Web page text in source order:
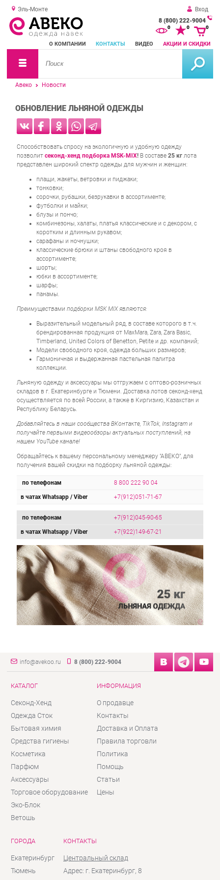
Эль-Монте
Вход
8 (800) 222-9004
О КОМПАНИИ КОНТАКТЫ ВИДЕО АКЦИИ И СКИДКИ
0 0 0
Авеко Новости
ОБНОВЛЕНИЕ ЛЬНЯНОЙ ОДЕЖДЫ
Способствовать спросу на экологичную и удобную одежду
позволит секонд-хенд подборка MSK-MIX! В составе 25 кг лота
представлен широкий спектр одежды для мужчин и женщин:
плащи, жакеты, ветровки и пиджаки;
тонковки;
сорочки, рубашки, безрукавки в ассортименте;
футболки и майки;
блузы и пончо;
комбинезоны, халаты, платья классические и с декором, с
коротким и длинным рукавом;
сарафаны и ночнушки;
классические брюки и штаны свободного кроя в
ассортименте;
шорты;
юбки в ассортименте;
шарфы;
панамы.
Преимуществами подборки MSK MIX являются:
Выразительный модельный ряд, в составе которого в т.ч.
брендированная продукция от MaxMara, Zara, Zara Basic,
Timberland, United Colors of Benetton, Petite и др. компаний;
Модели свободного кроя, одежда больших размеров;
Гармоничная и выдержанная пастельная палитра
коллекции.
Льняную одежду и аксессуары мы отгружаем с оптово-розничных
складов в г. Екатеринбурге и Тюмени. Доставка лотов секонд-хенд
осуществляется по всей России, а также в Киргизию, Казахстан и
Республику Беларусь.
Добавляйтесь в наши сообщества ВКонтакте, TikTok, Instagram и
получайте первыми видеообзоры актуальных поступлений, на
нашем YouTube канале!
Обращайтесь к вашему персональному менеджеру "АВЕКО", для
получения вашей скидки на подборку льняной одежды:
по телефонам 8 800 222 90 04
в чатах Whatsapp / Viber +7(912)051-71-67
по телефонам +7(912)045-90-65
в чатах Whatsapp / Viber +7(922)149-67-21
info@avekoo.ru 8 (800) 222-9004
КАТАЛОГ
Секонд-Хенд
Одежда Сток
Бытовая химия
Средства гигиены
Косметика
Парфюм
Аксессуары
Торговое оборудование
Эко-Блок
Ветошь
ИНФОРМАЦИЯ
О продавце
Контакты
Доставка и Оплата
Правила торговли
Политика
Помощь
Статьи
Цены
ГОРОДА
Екатеринбург
Тюмень
КОНТАКТЫ
Центральный склад
Адрес: г. Екатеринбург, 8